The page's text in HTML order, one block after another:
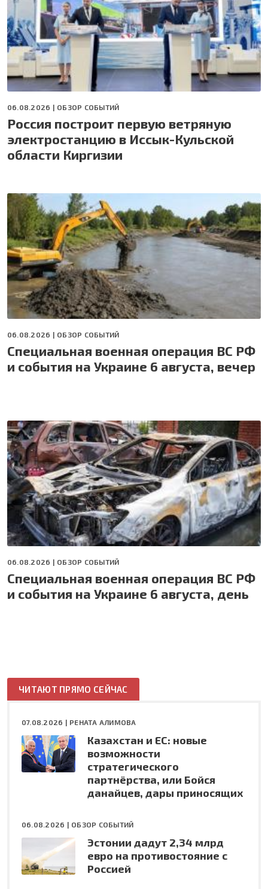
06.08.2026 | ОБЗОР СОБЫТИЙ
Россия построит первую ветряную
электростанцию в Иссык-Кульской
области Киргизии
06.08.2026 | ОБЗОР СОБЫТИЙ
Специальная военная операция ВС РФ
и события на Украине 6 августа, вечер
06.08.2026 | ОБЗОР СОБЫТИЙ
Специальная военная операция ВС РФ
и события на Украине 6 августа, день
ЧИТАЮТ ПРЯМО СЕЙЧАС
07.08.2026 | РЕНАТА АЛИМОВА
Казахстан и ЕС: новые
возможности
стратегического
партнёрства, или Бойся
данайцев, дары приносящих
06.08.2026 | ОБЗОР СОБЫТИЙ
Эстонии дадут 2,34 млрд
евро на противостояние с
Россией